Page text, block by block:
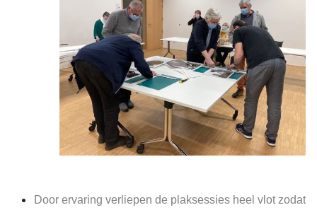
Door ervaring verliepen de plaksessies heel vlot zodat